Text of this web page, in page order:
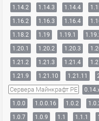
1.14.2
1.14.3 1.14.4
1.16.2
1.16.3 1.16.4
1.18.2
1.19 1.19.1
1.20.1
1.20.2 1.20.3
1.21.2
1.21.3 1.21.4
1.21.9
1.21.10 1.21.11
Сервера Майнкрафт PE
1.0.0
1.0.0.16 1.0.2
1.0.7
1.0.9 1.1 1.1.1